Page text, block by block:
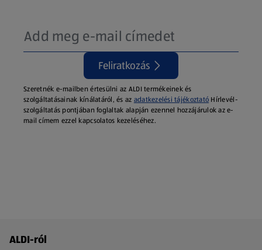
Feliratkozás
Szeretnék e-mailben értesülni az ALDI termékeinek és
szolgáltatásainak kínálatáról, és az adatkezelési tájékoztató Hírlevél-
szolgáltatás pontjában foglaltak alapján ezennel hozzájárulok az e-
mail címem ezzel kapcsolatos kezeléséhez.
Láblécmenü - további linkek
ALDI-ról